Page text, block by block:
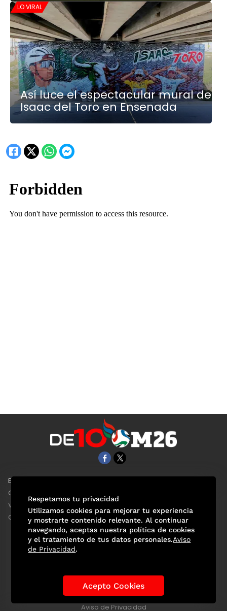
LO VIRAL
Así luce el espectacular mural de
Isaac del Toro en Ensenada
EL UNIVERSAL
Clase
ViveUSA
Confabulario
Historia de los Mundiales Lo viral Anécdotas Mundialistas
Las Figuras Tendencias Directorio
Aviso de Privacidad
Respetamos tu privacidad
Utilizamos cookies para mejorar tu experiencia
y mostrarte contenido relevante. Al continuar
navegando, aceptas nuestra política de cookies
y el tratamiento de tus datos personales.Aviso
de Privacidad.
Acepto Cookies